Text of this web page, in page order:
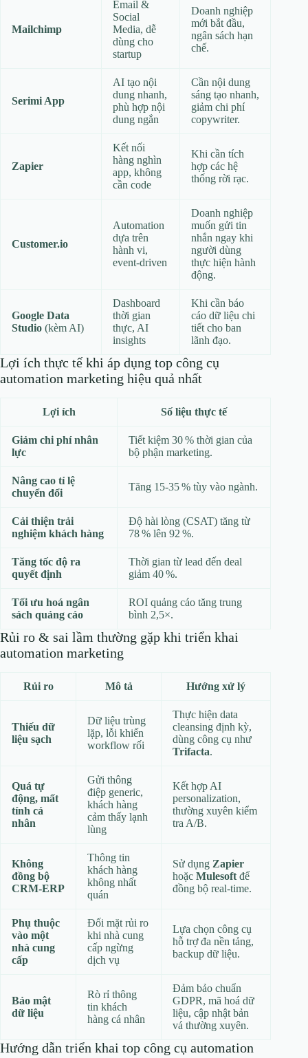
Mailchimp
Email &
Social
Media, dễ
dùng cho
startup
Doanh nghiệp
mới bắt đầu,
ngân sách hạn
chế.
Serimi App
AI tạo nội
dung nhanh,
phù hợp nội
dung ngắn
Cần nội dung
sáng tạo nhanh,
giảm chi phí
copywriter.
Zapier
Kết nối
hàng nghìn
app, không
cần code
Khi cần tích
hợp các hệ
thống rời rạc.
Customer.io
Automation
dựa trên
hành vi,
event‑driven
Doanh nghiệp
muốn gửi tin
nhắn ngay khi
người dùng
thực hiện hành
động.
Google Data
Studio (kèm AI)
Dashboard
thời gian
thực, AI
insights
Khi cần báo
cáo dữ liệu chi
tiết cho ban
lãnh đạo.
Lợi ích thực tế khi áp dụng top công cụ
automation marketing hiệu quả nhất
Lợi ích Số liệu thực tế
Giảm chi phí nhân
lực
Tiết kiệm 30 % thời gian của
bộ phận marketing.
Nâng cao tỉ lệ
chuyển đổi
Tăng 15‑35 % tùy vào ngành.
Cải thiện trải
nghiệm khách hàng
Độ hài lòng (CSAT) tăng từ
78 % lên 92 %.
Tăng tốc độ ra
quyết định
Thời gian từ lead đến deal
giảm 40 %.
Tối ưu hoá ngân
sách quảng cáo
ROI quảng cáo tăng trung
bình 2,5×.
Rủi ro & sai lầm thường gặp khi triển khai
automation marketing
Rủi ro Mô tả Hướng xử lý
Thiếu dữ
liệu sạch
Dữ liệu trùng
lặp, lỗi khiến
workflow rối
Thực hiện data
cleansing định kỳ,
dùng công cụ như
Trifacta.
Quá tự
động, mất
tính cá
nhân
Gửi thông
điệp generic,
khách hàng
cảm thấy lạnh
lùng
Kết hợp AI
personalization,
thường xuyên kiểm
tra A/B.
Không
đồng bộ
CRM‑ERP
Thông tin
khách hàng
không nhất
quán
Sử dụng Zapier
hoặc Mulesoft để
đồng bộ real‑time.
Phụ thuộc
vào một
nhà cung
cấp
Đối mặt rủi ro
khi nhà cung
cấp ngừng
dịch vụ
Lựa chọn công cụ
hỗ trợ đa nền tảng,
backup dữ liệu.
Bảo mật
dữ liệu
Rò rỉ thông
tin khách
hàng cá nhân
Đảm bảo chuẩn
GDPR, mã hoá dữ
liệu, cập nhật bản
vá thường xuyên.
Hướng dẫn triển khai top công cụ automation